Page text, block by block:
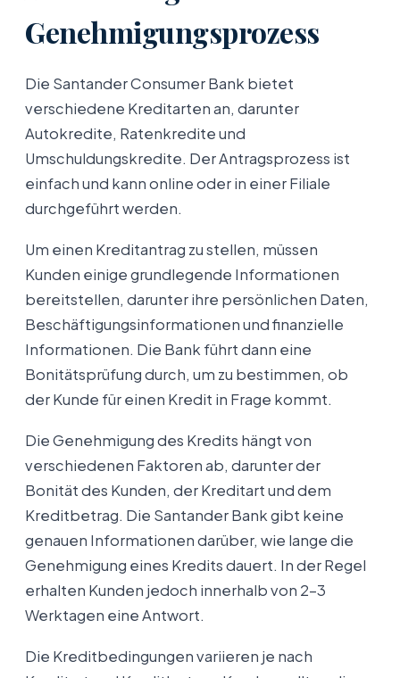
Genehmigungsprozess
Die Santander Consumer Bank bietet
verschiedene Kreditarten an, darunter
Autokredite, Ratenkredite und
Umschuldungskredite. Der Antragsprozess ist
einfach und kann online oder in einer Filiale
durchgeführt werden.
Um einen Kreditantrag zu stellen, müssen
Kunden einige grundlegende Informationen
bereitstellen, darunter ihre persönlichen Daten,
Beschäftigungsinformationen und finanzielle
Informationen. Die Bank führt dann eine
Bonitätsprüfung durch, um zu bestimmen, ob
der Kunde für einen Kredit in Frage kommt.
Die Genehmigung des Kredits hängt von
verschiedenen Faktoren ab, darunter der
Bonität des Kunden, der Kreditart und dem
Kreditbetrag. Die Santander Bank gibt keine
genauen Informationen darüber, wie lange die
Genehmigung eines Kredits dauert. In der Regel
erhalten Kunden jedoch innerhalb von 2-3
Werktagen eine Antwort.
Die Kreditbedingungen variieren je nach